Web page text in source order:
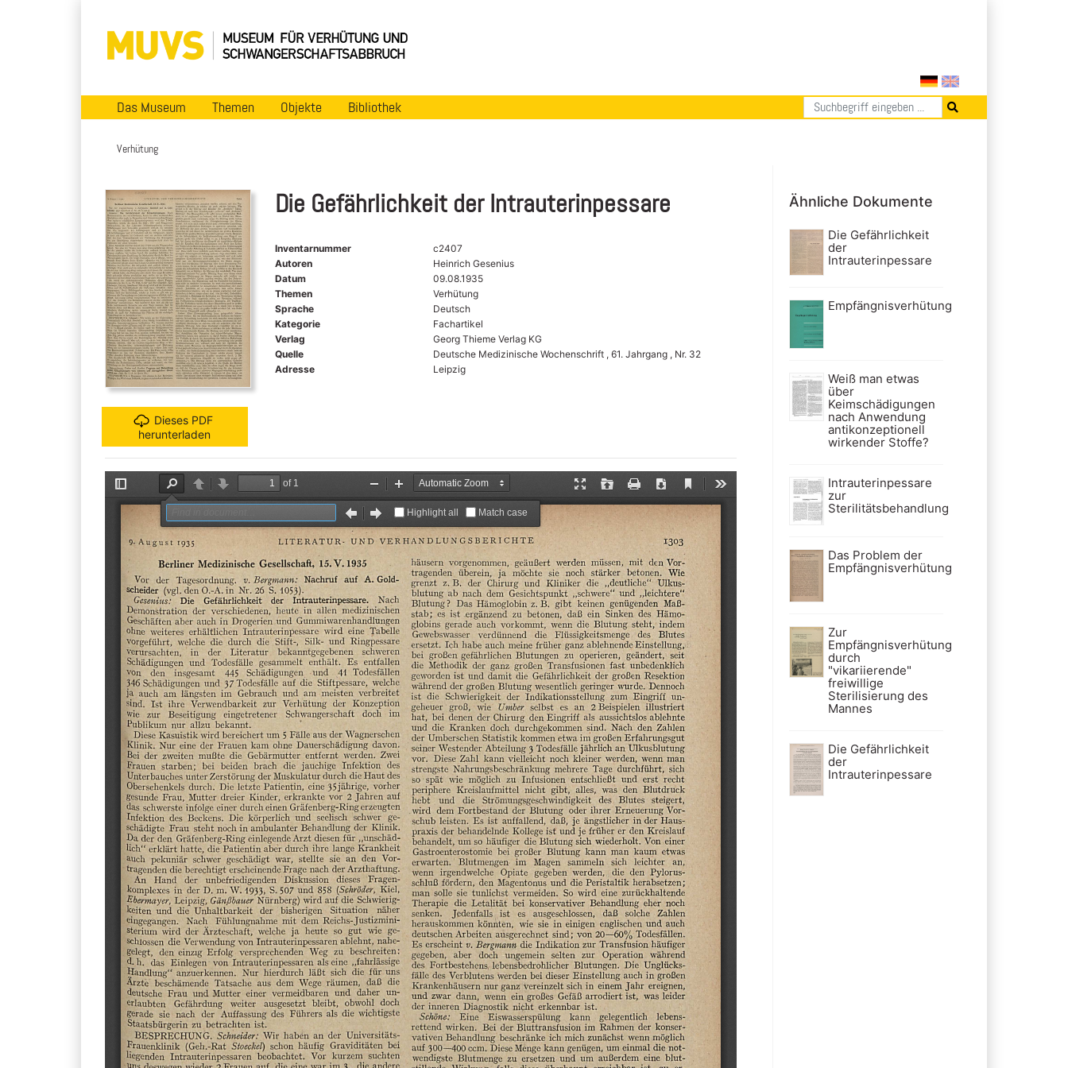
Das Museum Themen Objekte Bibliothek
Verhütung
Dieses PDF
herunterladen
Die Gefährlichkeit der Intrauterinpessare
Inventarnummer
c2407
Autoren
Heinrich Gesenius
Datum
09.08.1935
Themen
Verhütung
Sprache
Deutsch
Kategorie
Fachartikel
Verlag
Georg Thieme Verlag KG
Quelle
Deutsche Medizinische Wochenschrift , 61. Jahrgang , Nr. 32
Adresse
Leipzig
Ähnliche Dokumente
Die Gefährlichkeit
der
Intrauterinpessare
Empfängnisverhütung
Weiß man etwas
über
Keimschädigungen
nach Anwendung
antikonzeptionell
wirkender Stoffe?
Intrauterinpessare
zur
Sterilitätsbehandlung
Das Problem der
Empfängnisverhütung
Zur
Empfängnisverhütung
durch
"vikariierende"
freiwillige
Sterilisierung des
Mannes
Die Gefährlichkeit
der
Intrauterinpessare